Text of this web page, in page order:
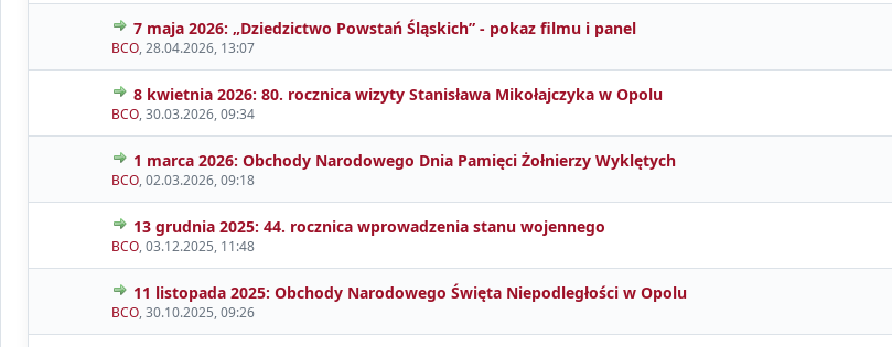
7 maja 2026: „Dziedzictwo Powstań Śląskich” - pokaz filmu i panel
BCO,28.04.2026, 13:07
8 kwietnia 2026: 80. rocznica wizyty Stanisława Mikołajczyka w Opolu
BCO,30.03.2026, 09:34
1 marca 2026: Obchody Narodowego Dnia Pamięci Żołnierzy Wyklętych
BCO,02.03.2026, 09:18
13 grudnia 2025: 44. rocznica wprowadzenia stanu wojennego
BCO,03.12.2025, 11:48
11 listopada 2025: Obchody Narodowego Święta Niepodległości w Opolu
BCO,30.10.2025, 09:26